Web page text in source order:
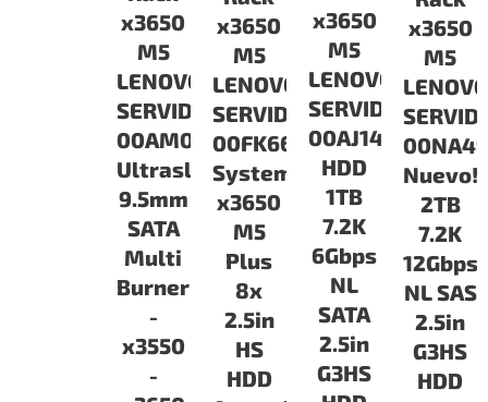
x3650
M5
LENOVO
SERVIDORES
00AM067
Ultraslim
9.5mm
SATA
Multi
Burner
-
x3550
-
x3650
M5
LENOVO
SERVIDORES
00FK661
System
x3650
M5
Plus
8x
2.5in
HS
HDD
x3650
M5
LENOVO
SERVIDORES
00AJ141
HDD
1TB
7.2K
6Gbps
NL
SATA
2.5in
G3HS
x3650
M5
Nuevo!!
2TB
7.2K
12Gbps
NL SAS
2.5in
G3HS
HDD